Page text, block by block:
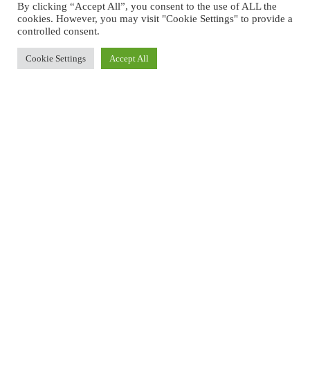
By clicking “Accept All”, you consent to the use of ALL the
cookies. However, you may visit "Cookie Settings" to provide a
controlled consent.
Cookie Settings Accept All